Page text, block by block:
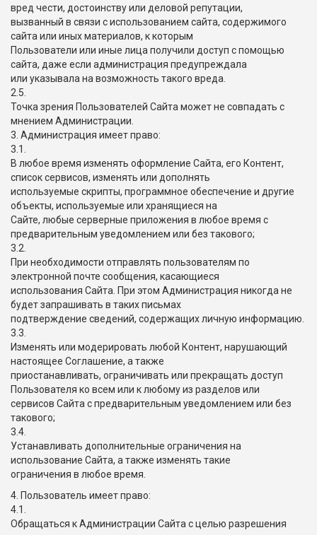
вред чести, достоинству или деловой репутации,
вызванный в связи с использованием сайта, содержимого
сайта или иных материалов, к которым
Пользователи или иные лица получили доступ с помощью
сайта, даже если администрация предупреждала
или указывала на возможность такого вреда.
2.5.
Точка зрения Пользователей Сайта может не совпадать с
мнением Администрации.
3. Администрация имеет право:
3.1.
В любое время изменять оформление Сайта, его Контент,
список сервисов, изменять или дополнять
используемые скрипты, программное обеспечение и другие
объекты, используемые или хранящиеся на
Сайте, любые серверные приложения в любое время с
предварительным уведомлением или без такового;
3.2.
При необходимости отправлять пользователям по
электронной почте сообщения, касающиеся
использования Сайта. При этом Администрация никогда не
будет запрашивать в таких письмах
подтверждение сведений, содержащих личную информацию.
3.3.
Изменять или модерировать любой Контент, нарушающий
настоящее Соглашение, а также
приостанавливать, ограничивать или прекращать доступ
Пользователя ко всем или к любому из разделов или
сервисов Сайта с предварительным уведомлением или без
такового;
3.4.
Устанавливать дополнительные ограничения на
использование Сайта, а также изменять такие
ограничения в любое время.
4. Пользователь имеет право:
4.1.
Обращаться к Администрации Сайта с целью разрешения